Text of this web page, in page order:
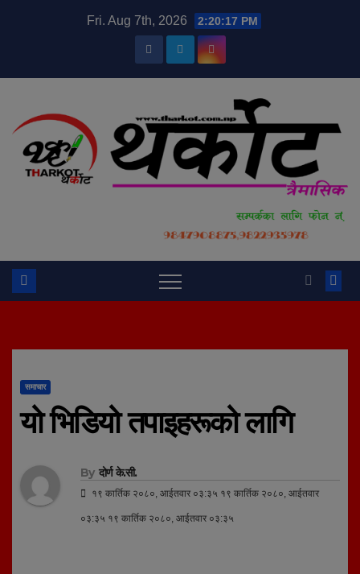
Fri. Aug 7th, 2026 2:20:18 PM
समाचार
यो भिडियो तपाइहरूको लागि
By दोर्ण के.सी.
१९ कार्तिक २०८०, आईतवार ०३:३५ १९ कार्तिक २०८०, आईतवार
०३:३५ १९ कार्तिक २०८०, आईतवार ०३:३५
modal-check